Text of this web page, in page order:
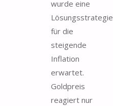
wurde eine
Lösungsstrategie
für die
steigende
Inflation
erwartet.
Goldpreis
reagiert nur